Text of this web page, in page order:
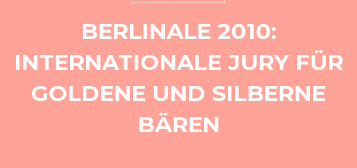
BERLINALE 2010:
INTERNATIONALE JURY FÜR
GOLDENE UND SILBERNE
BÄREN